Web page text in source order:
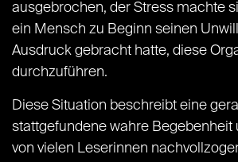
ausgebrochen, der Stress machte
ein Mensch zu Beginn seinen
Ausdruck gebracht hatte, diese
durchzuführen.
Diese Situation beschreibt eine
stattgefundene wahre Begebenheit
von vielen Leserinnen